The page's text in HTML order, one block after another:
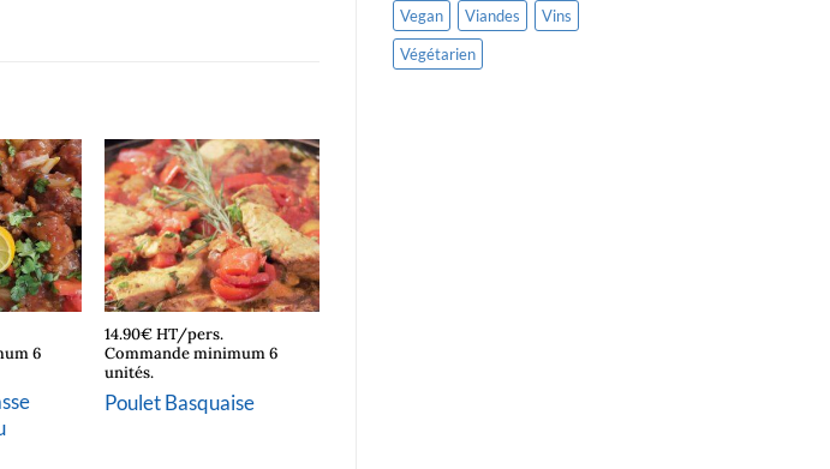
Vegan
Viandes
Vins
Végétarien
6
14.90€ HT/pers.
Commande minimum 6
unités.
Poulet Basquaise